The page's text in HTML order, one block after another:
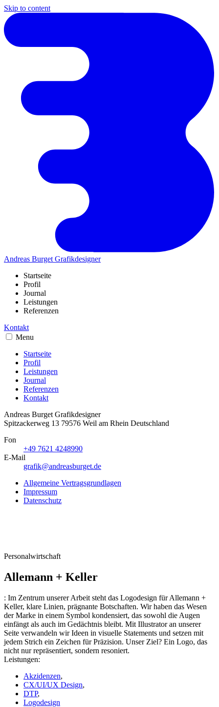
Skip to content
Andreas Burget Grafikdesigner
Startseite
Profil
Journal
Leistungen
Referenzen
Kontakt
Menu
Startseite
Profil
Leistungen
Journal
Referenzen
Kontakt
Andreas Burget Grafikdesigner
Spitzackerweg 13 79576 Weil am Rhein Deutschland
Fon
+49 7621 4248990
E-Mail
grafik@andreasburget.de
Allgemeine Vertragsgrundlagen
Impressum
Datenschutz
Personalwirtschaft
Allemann + Keller
: Im Zentrum unserer Arbeit steht das Logodesign für Allemann +
Keller, klare Linien, prägnante Botschaften. Wir haben das Wesen
der Marke in einem Symbol kondensiert, das sowohl die Augen
einfängt als auch im Gedächtnis bleibt. Mit Illustrator an unserer
Seite verwandeln wir Ideen in visuelle Statements und setzen mit
jedem Strich ein Zeichen für Präzision. Unser Ziel? Ein Logo, das
nicht nur repräsentiert, sondern resoniert.
Leistungen:
Akzidenzen,
CX/UI/UX Design,
DTP,
Logodesign